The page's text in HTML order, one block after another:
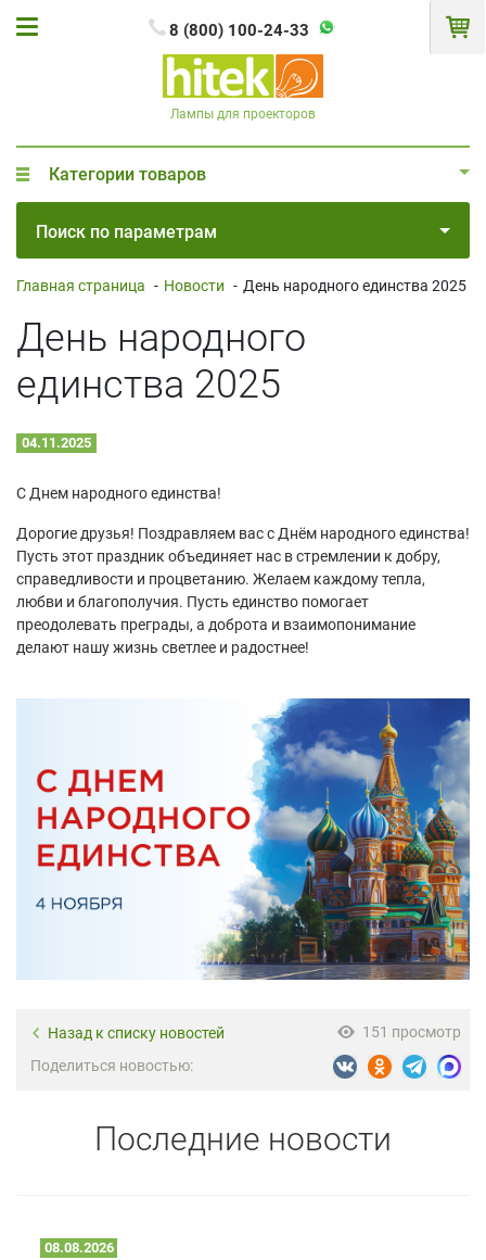
8 (800) 100-24-33
Лампы для проекторов
Категории товаров
Поиск по параметрам
Главная страница - Новости - День народного единства 2025
День народного
единства 2025
04.11.2025
С Днем народного единства!
Дорогие друзья! Поздравляем вас с Днём народного единства!
Пусть этот праздник объединяет нас в стремлении к добру,
справедливости и процветанию. Желаем каждому тепла,
любви и благополучия. Пусть единство помогает
преодолевать преграды, а доброта и взаимопонимание
делают нашу жизнь светлее и радостнее!
Назад к списку новостей
151 просмотр
Поделиться новостью:
Последние новости
08.08.2026